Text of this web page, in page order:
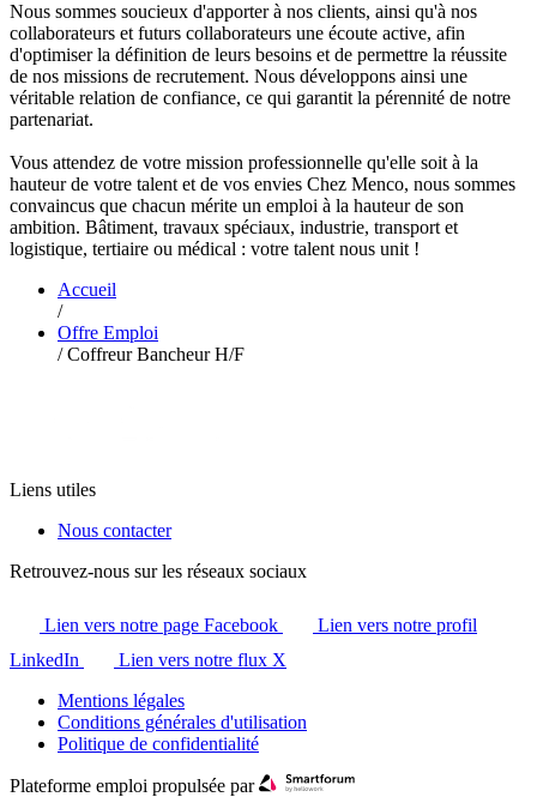
Nous sommes soucieux d'apporter à nos clients, ainsi qu'à nos
collaborateurs et futurs collaborateurs une écoute active, afin
d'optimiser la définition de leurs besoins et de permettre la réussite
de nos missions de recrutement. Nous développons ainsi une
véritable relation de confiance, ce qui garantit la pérennité de notre
partenariat.
Vous attendez de votre mission professionnelle qu'elle soit à la
hauteur de votre talent et de vos envies Chez Menco, nous sommes
convaincus que chacun mérite un emploi à la hauteur de son
ambition. Bâtiment, travaux spéciaux, industrie, transport et
logistique, tertiaire ou médical : votre talent nous unit !
Accueil
/
Offre Emploi
/ Coffreur Bancheur H/F
Liens utiles
Nous contacter
Retrouvez-nous sur les réseaux sociaux
Lien vers notre page Facebook
Lien vers notre profil
LinkedIn
Lien vers notre flux X
Mentions légales
Conditions générales d'utilisation
Politique de confidentialité
Plateforme emploi propulsée par